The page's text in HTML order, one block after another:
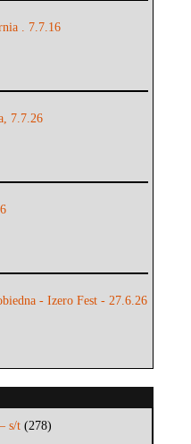
. 7.7.16
7.7.26
- Izero Fest - 27.6.26
s/t(278)